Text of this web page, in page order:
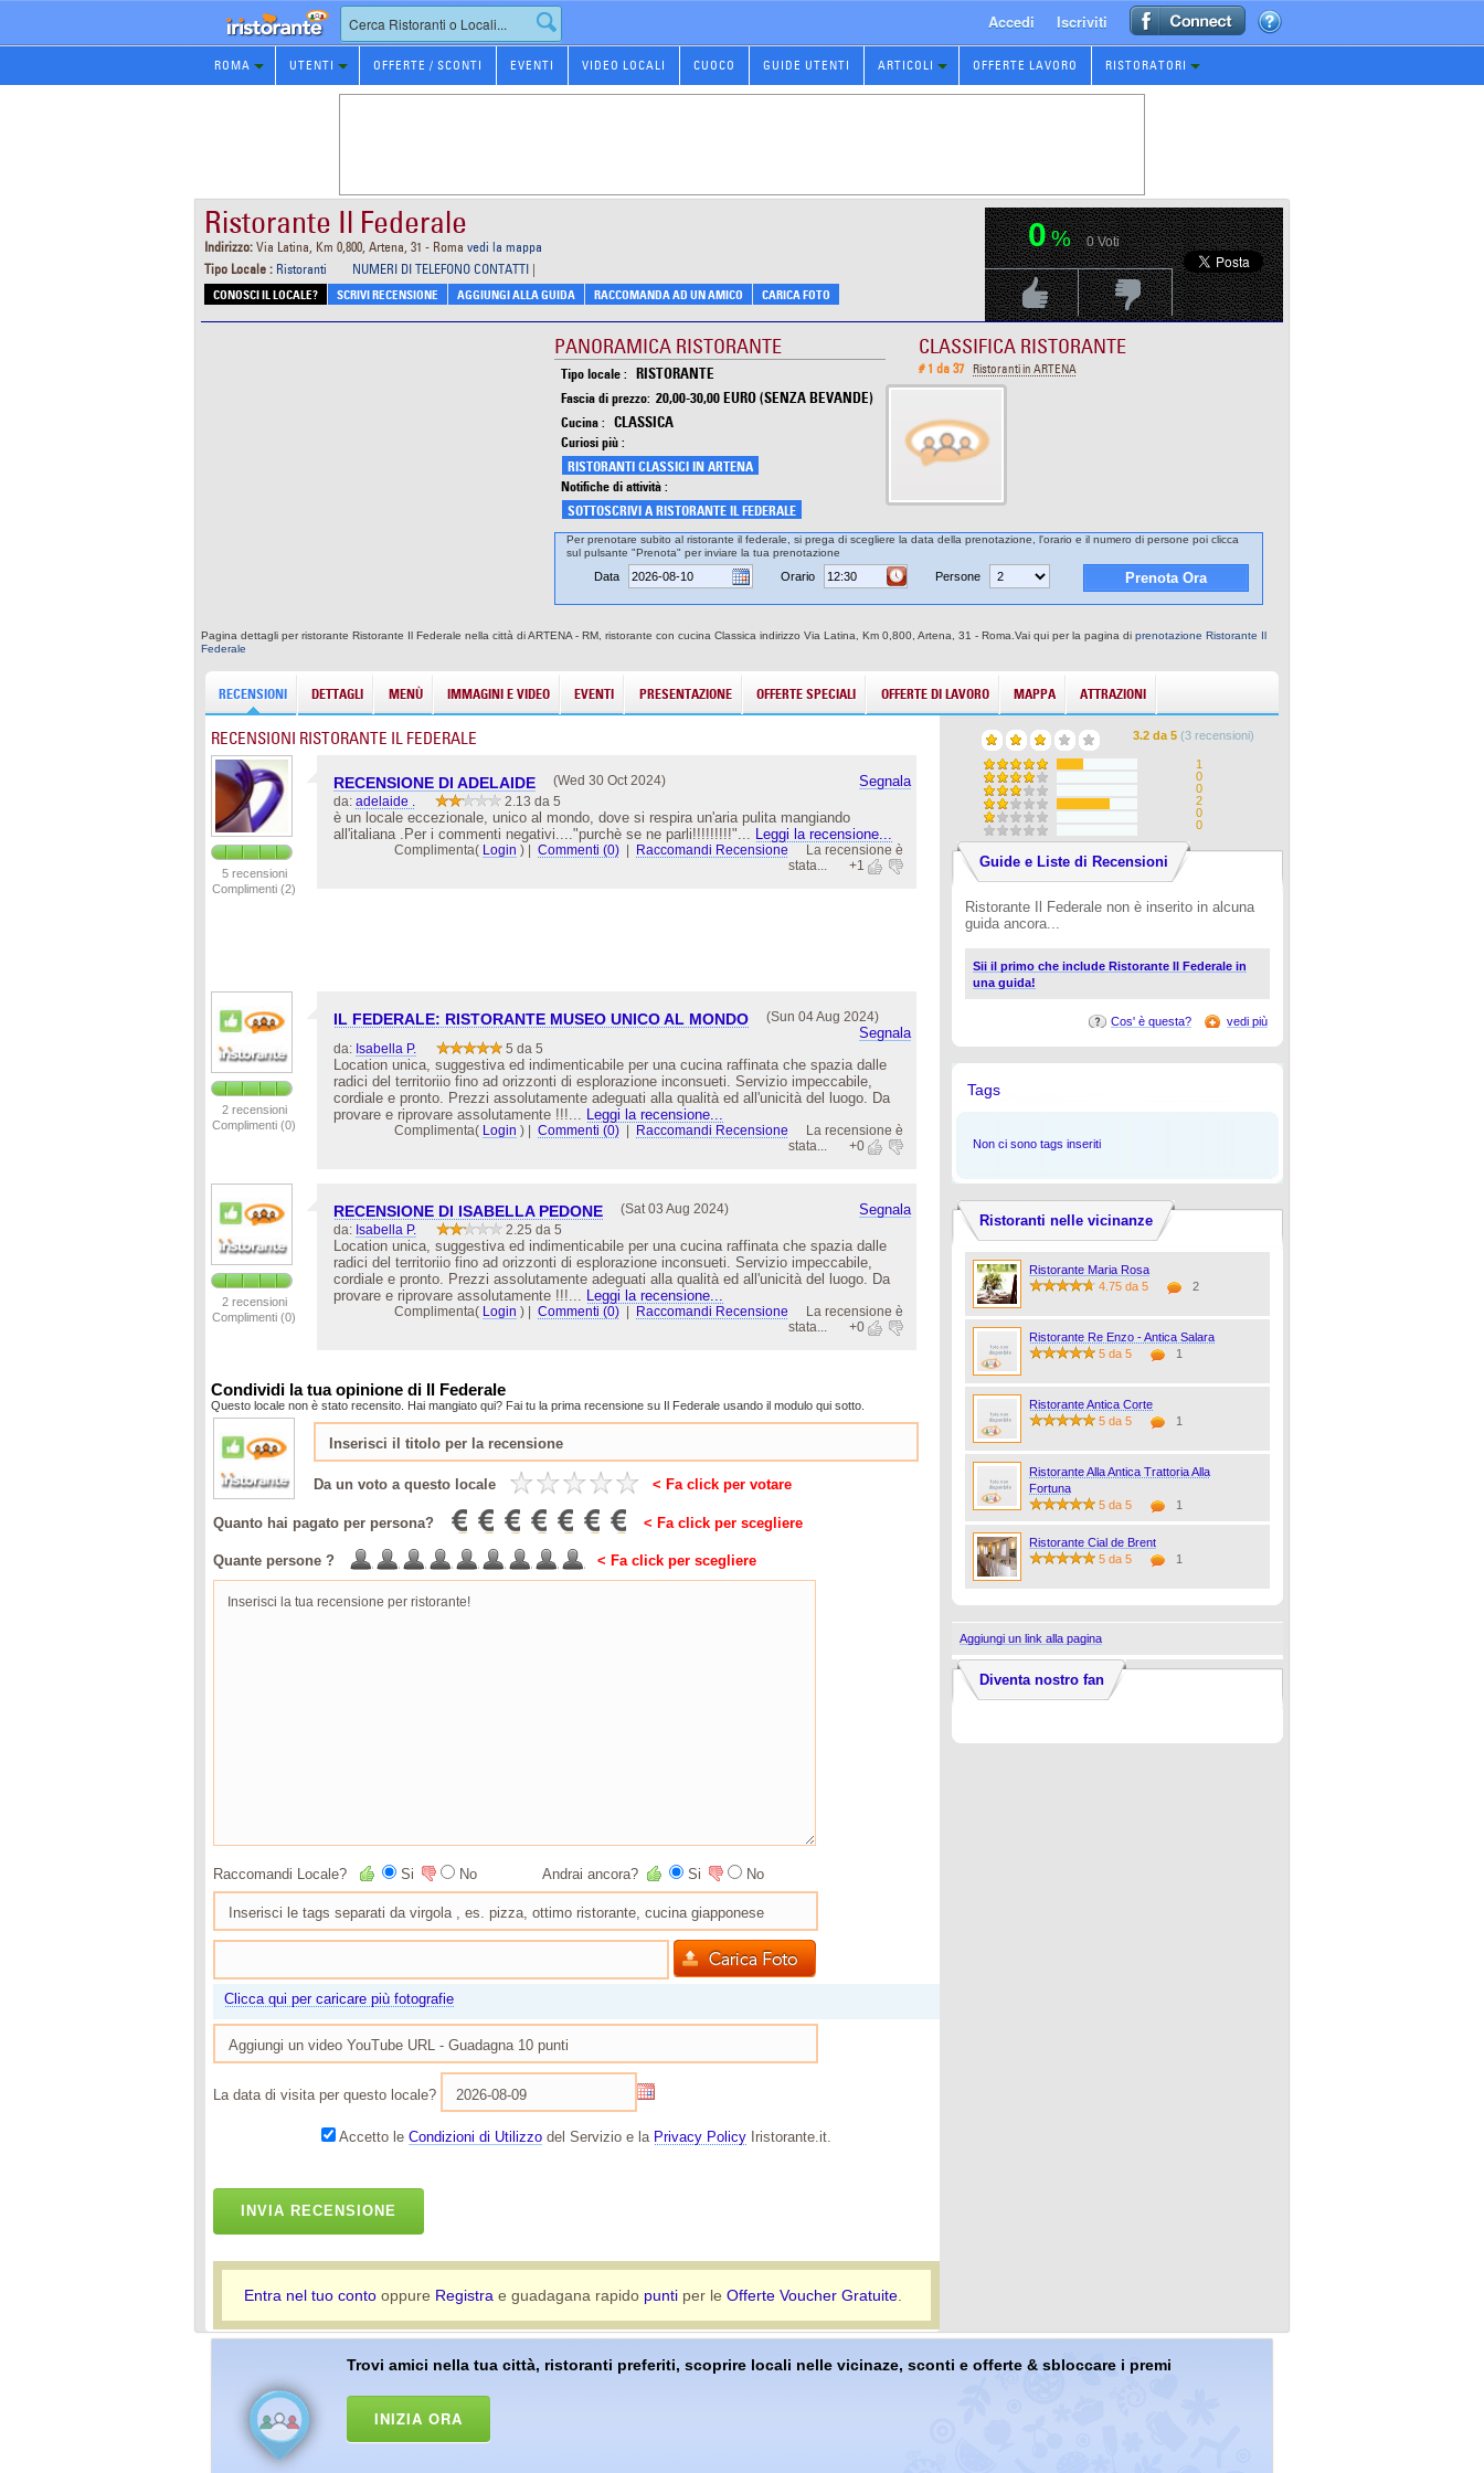
Prenotazione
Ristorante
Accedi Iscriviti
ROMA UTENTI OFFERTE / SCONTI EVENTI VIDEO LOCALI CUOCO GUIDE UTENTI ARTICOLI OFFERTE LAVORO RISTORATORI
Ristorante Il Federale
Indirizzo: Via Latina, Km 0,800, Artena, 31 - Roma vedi la mappa
Tipo Locale : Ristoranti NUMERI DI TELEFONO CONTATTI |
CONOSCI IL LOCALE? SCRIVI RECENSIONE AGGIUNGI ALLA GUIDA RACCOMANDA AD UN AMICO CARICA FOTO
0% 0Voti
Voti PositivoVoti Negativo
PANORAMICA RISTORANTE
Tipo locale : RISTORANTE
Fascia di prezzo: 20,00-30,00 EURO (SENZA BEVANDE)
Cucina : CLASSICA
Curiosi più :
RISTORANTI CLASSICI IN ARTENA
Notifiche di attività :
SOTTOSCRIVI A RISTORANTE IL FEDERALE
CLASSIFICA RISTORANTE
# 1 da 37 Ristoranti in ARTENA
Per prenotare subito al ristorante il federale, si prega di scegliere la data della prenotazione, l'orario e il numero di persone poi clicca
sul pulsante "Prenota" per inviare la tua prenotazione
Data Orario Persone
Pagina dettagli per ristorante Ristorante Il Federale nella città di ARTENA - RM, ristorante con cucina Classica indirizzo Via Latina, Km 0,800, Artena, 31 - Roma.Vai qui per la pagina di prenotazione Ristorante Il
Federale
RECENSIONI DETTAGLI MENÙ IMMAGINI E VIDEO EVENTI PRESENTAZIONE OFFERTE SPECIALI OFFERTE DI LAVORO MAPPA ATTRAZIONI
RECENSIONI RISTORANTE IL FEDERALE
5 recensioni
Complimenti (2)
RECENSIONE DI ADELAIDE (Wed 30 Oct 2024) Segnala
da: adelaide . 2.13 da 5
è un locale eccezionale, unico al mondo, dove si respira un'aria pulita mangiando
all'italiana .Per i commenti negativi...."purchè se ne parli!!!!!!!!!"...
Leggi la recensione...
Complimenta( Login ) Commenti (0) Raccomandi Recensione
La recensione è
stata...
+1
2 recensioni
Complimenti (0)
IL FEDERALE: RISTORANTE MUSEO UNICO AL MONDO (Sun 04 Aug 2024)
Segnala
da: Isabella P. 5 da 5
Location unica, suggestiva ed indimenticabile per una cucina raffinata che spazia dalle
radici del territoriio fino ad orizzonti di esplorazione inconsueti. Servizio impeccabile,
cordiale e pronto. Prezzi assolutamente adeguati alla qualità ed all'unicità del luogo. Da
provare e riprovare assolutamente !!!...
Leggi la recensione...
Complimenta( Login ) Commenti (0) Raccomandi Recensione
La recensione è
stata...
+0
2 recensioni
Complimenti (0)
RECENSIONE DI ISABELLA PEDONE (Sat 03 Aug 2024) Segnala
da: Isabella P. 2.25 da 5
Location unica, suggestiva ed indimenticabile per una cucina raffinata che spazia dalle
radici del territoriio fino ad orizzonti di esplorazione inconsueti. Servizio impeccabile,
cordiale e pronto. Prezzi assolutamente adeguati alla qualità ed all'unicità del luogo. Da
provare e riprovare assolutamente !!!...
Leggi la recensione...
Complimenta( Login ) Commenti (0) Raccomandi Recensione
La recensione è
stata...
+0
Condividi la tua opinione di Il Federale
Questo locale non è stato recensito. Hai mangiato qui? Fai tu la prima recensione su Il Federale usando il modulo qui sotto.
Da un voto a questo locale < Fa click per votare
Quanto hai pagato per persona? < Fa click per scegliere
Quante persone ? < Fa click per scegliere
Raccomandi Locale? Si No Andrai ancora? Si No
Clicca qui per caricare più fotografie
La data di visita per questo locale?
Accetto le Condizioni di Utilizzodel Servizio e la Privacy PolicyIristorante.it.
INVIA RECENSIONE
Entra nel tuo contooppure Registra e guadagana rapido puntiper le Offerte Voucher Gratuite.
3.2da5 (3recensioni)
1
0
0
2
0
0
Guide e Liste di Recensioni
Ristorante Il Federale non è inserito in alcuna
guida ancora...
Sii il primo che include Ristorante Il Federale in
una guida!
Cos' è questa? vedi più
Tags
Non ci sono tags inseriti
Ristoranti nelle vicinanze
Ristorante Maria Rosa
4.75 da 5
2
Ristorante Re Enzo - Antica Salara
5 da 5
1
Ristorante Antica Corte
5 da 5
1
Ristorante Alla Antica Trattoria Alla
Fortuna
5 da 5
1
Ristorante Cial de Brent
5 da 5
1
Aggiungi un link alla pagina
Diventa nostro fan
Trovi amici nella tua città, ristoranti preferiti, scoprire locali nelle vicinaze, sconti e offerte & sbloccare i premi
INIZIA ORA